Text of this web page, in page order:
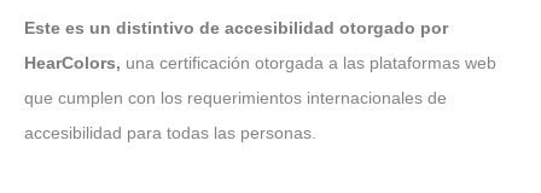
Este es un distintivo de accesibilidad otorgado por
HearColors, una certificación otorgada a las plataformas web
que cumplen con los requerimientos internacionales de
accesibilidad para todas las personas.